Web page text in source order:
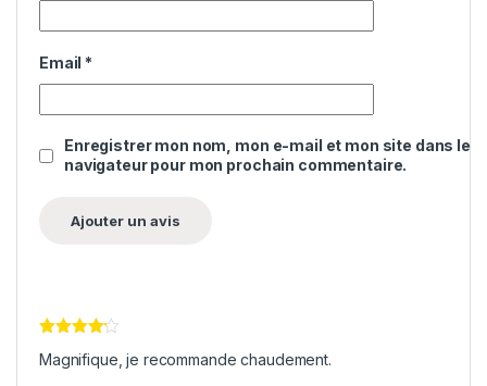
Email *
Enregistrer mon nom, mon e-mail et mon site dans le
navigateur pour mon prochain commentaire.
sur 5
Magnifique, je recommande chaudement.